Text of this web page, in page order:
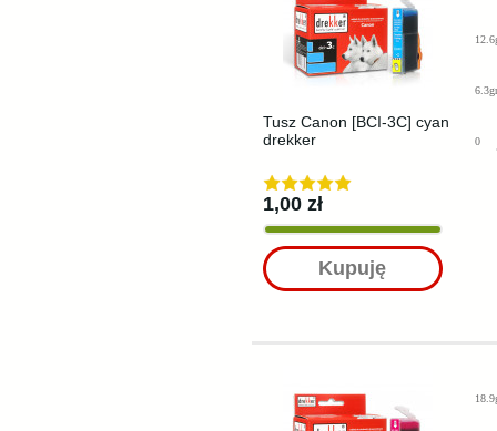
Tusz Canon [BCI-3C] cyan
drekker
1,00 zł
Kupuję
6.3gr
0